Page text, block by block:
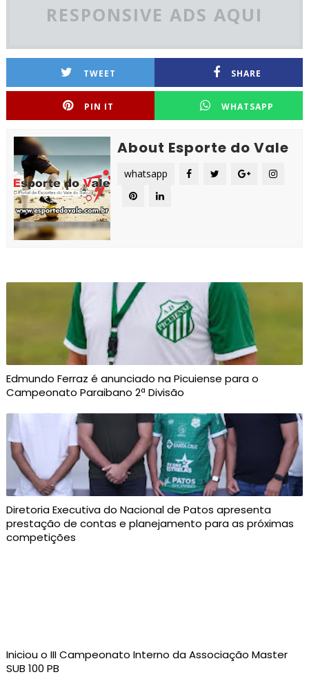
RESPONSIVE ADS AQUI
TWEET SHARE
PIN IT WHATSAPP
About Esporte do Vale
whatsapp
Edmundo Ferraz é anunciado na Picuiense para o
Campeonato Paraibano 2ª Divisão
Diretoria Executiva do Nacional de Patos apresenta
prestação de contas e planejamento para as próximas
competições
Iniciou o III Campeonato Interno da Associação Master
SUB 100 PB